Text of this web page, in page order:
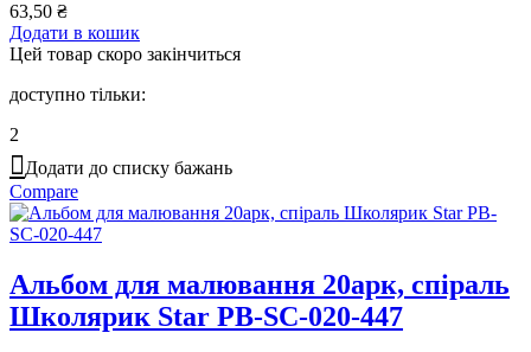
63,50 ₴
Додати в кошик
Цей товар скоро закінчиться
доступно тільки:
2
Додати до списку бажань
Compare
Альбом для малювання 20арк, спіраль
Школярик Star PB-SC-020-447